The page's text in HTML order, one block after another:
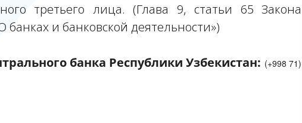
третьего лица. (Глава 9, статьи 65 Закона
банках и банковской деятельности»)
банка Республики Узбекистан: (+998 71)